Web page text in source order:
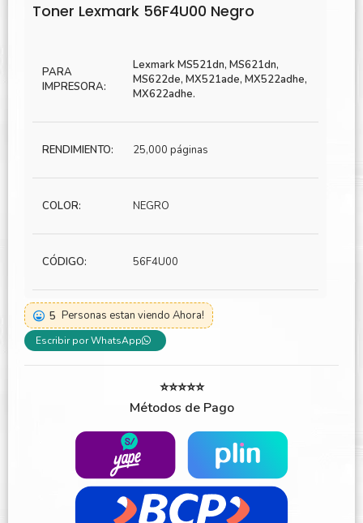
S/1,361.00.
Toner Lexmark 56F4U00 Negro
PARA
IMPRESORA:
Lexmark MS521dn, MS621dn,
MS622de, MX521ade, MX522adhe,
MX622adhe.
RENDIMIENTO: 25,000 páginas
COLOR: NEGRO
CÓDIGO: 56F4U00
5 Personas estan viendo Ahora!
Escribir por WhatsApp
⭐⭐⭐⭐⭐
Métodos de Pago